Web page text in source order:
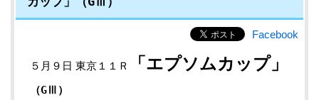
Facebook
５月９日 東京１１Ｒ 「エプソムカップ」
（GⅢ ）